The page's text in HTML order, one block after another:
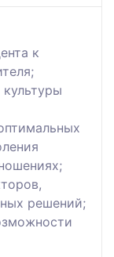
к
решений;